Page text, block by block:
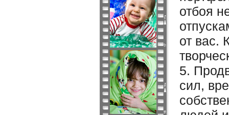
отбоя
от вас.
5.
сил,